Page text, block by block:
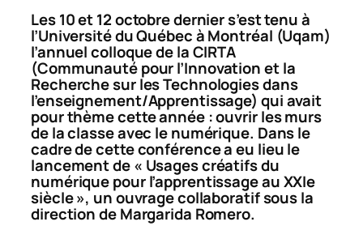
Les 10 et 12 octobre dernier s’est tenu à
l’Université du Québec à Montréal (Uqam)
l’annuel colloque de la CIRTA
(Communauté pour l’Innovation et la
Recherche sur les Technologies dans
l’enseignement/Apprentissage) qui avait
pour thème cette année : ouvrir les murs
de la classe avec le numérique. Dans le
cadre de cette conférence a eu lieu le
lancement de « Usages créatifs du
numérique pour l’apprentissage au XXIe
siècle », un ouvrage collaboratif sous la
direction de Margarida Romero.